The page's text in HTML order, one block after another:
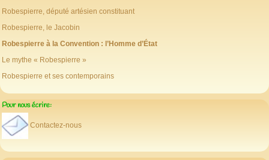
Robespierre, député artésien constituant
Robespierre, le Jacobin
Robespierre à la Convention : l’Homme d’État
Le mythe « Robespierre »
Robespierre et ses contemporains
Pour nous écrire:
Contactez-nous